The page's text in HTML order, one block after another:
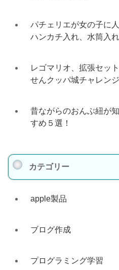
パチェリエが女の子に
ハンカチ入れ、水筒入
レゴマリオ、拡張セッ
せんクッパ城チャレン
昔ながらのおんぶ紐が
すめ５選！
カテゴリー
apple製品
ブログ作成
プログラミング学習